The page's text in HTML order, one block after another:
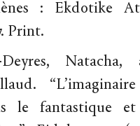
: Ekdotike
Print.
Deyres,
le fantastique et